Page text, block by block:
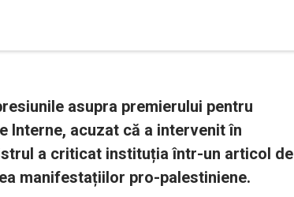
asupra premierului pentru
Interne, acuzat că a intervenit în
a criticat instituția într-un articol de
manifestațiilor pro-palestiniene.